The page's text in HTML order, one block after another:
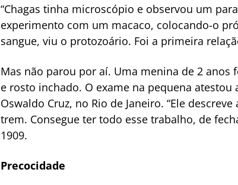
“Chagas tinha microscópio e observou um
experimento com um macaco, colocando-o
sangue, viu o protozoário. Foi a primeira
Mas não parou por aí. Uma menina de 2
e rosto inchado. O exame na pequena
Oswaldo Cruz, no Rio de Janeiro. “Ele
trem. Consegue ter todo esse trabalho, de
1909.
Precocidade